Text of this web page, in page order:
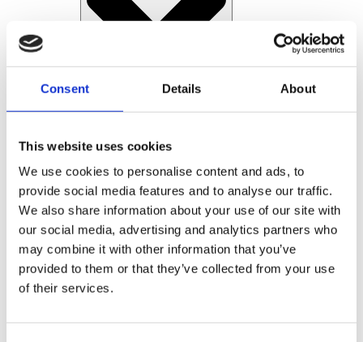
Consent Details About
This website uses cookies
We use cookies to personalise content and ads, to
provide social media features and to analyse our traffic.
We also share information about your use of our site with
our social media, advertising and analytics partners who
may combine it with other information that you’ve
provided to them or that they’ve collected from your use
of their services.
Open Service
Service af porte til private